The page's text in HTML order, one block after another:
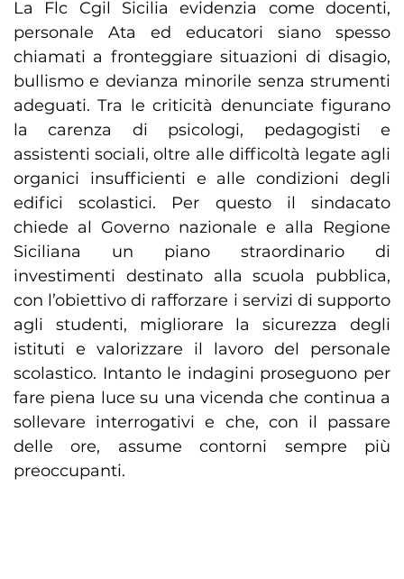
La Flc Cgil Sicilia evidenzia come docenti,
personale Ata ed educatori siano spesso
chiamati a fronteggiare situazioni di disagio,
bullismo e devianza minorile senza strumenti
adeguati. Tra le criticità denunciate figurano
la carenza di psicologi, pedagogisti e
assistenti sociali, oltre alle difficoltà legate agli
organici insufficienti e alle condizioni degli
edifici scolastici. Per questo il sindacato
chiede al Governo nazionale e alla Regione
Siciliana un piano straordinario di
investimenti destinato alla scuola pubblica,
con l’obiettivo di rafforzare i servizi di supporto
agli studenti, migliorare la sicurezza degli
istituti e valorizzare il lavoro del personale
scolastico. Intanto le indagini proseguono per
fare piena luce su una vicenda che continua a
sollevare interrogativi e che, con il passare
delle ore, assume contorni sempre più
preoccupanti.